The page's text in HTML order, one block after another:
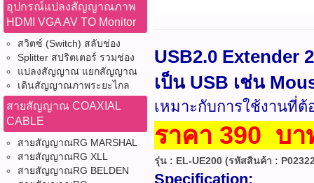
อุปกรณ์แปลงสัญญาณภาพ
HDMI VGA AV TO Monitor
สวิตซ์ (Switch) สลับช่อง
Splitter สปริตเตอร์ รวมช่อง
แปลงสัญญาณ แยกสัญญาณ
เดินสัญญาณภาพระยะไกล
สายสัญญาณ COAXIAL
CABLE
สายสัญญาณRG MARSHAL
สายสัญญาณRG XLL
สายสัญญาณRG BELDEN
USB2.0 Extender
เป็น USB เช่น
เหมาะกับการใช้งานที่ต้
ราคา 390 บา
รุ่น : EL-UE200 (รหัสสินค้า :
Specification: